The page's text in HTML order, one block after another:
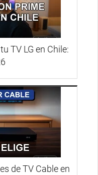
TV LG en Chile:
de TV Cable en